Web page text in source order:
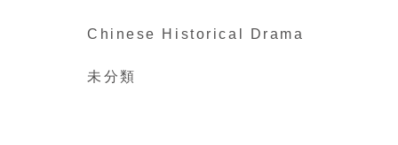
Chinese Historical Drama
未分類